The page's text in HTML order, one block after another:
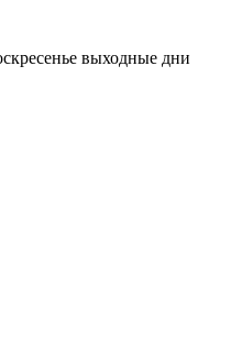
выходные дни